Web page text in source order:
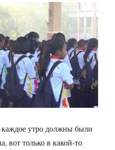
утро должны были
вот только в какой-то